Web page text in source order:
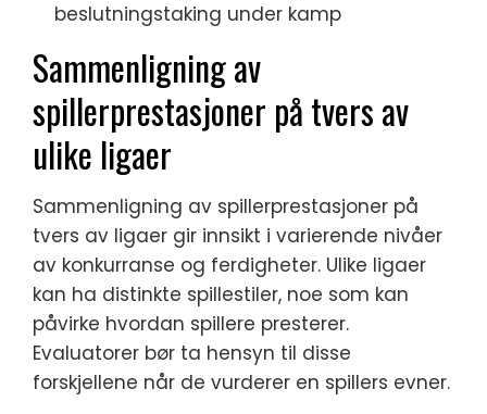
beslutningstaking under kamp
Sammenligning av
spillerprestasjoner på tvers av
ulike ligaer
Sammenligning av spillerprestasjoner på
tvers av ligaer gir innsikt i varierende nivåer
av konkurranse og ferdigheter. Ulike ligaer
kan ha distinkte spillestiler, noe som kan
påvirke hvordan spillere presterer.
Evaluatorer bør ta hensyn til disse
forskjellene når de vurderer en spillers evner.